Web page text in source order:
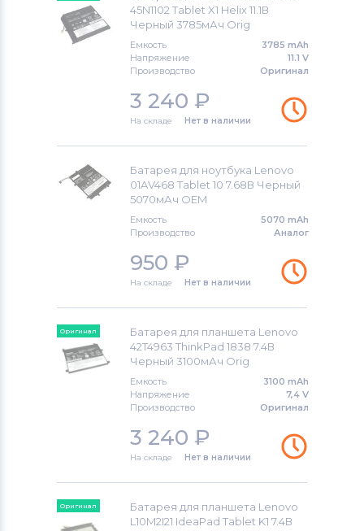
45N1102 Tablet X1 Helix 11.1В
Черный 3785мАч Orig
Емкость
3785 mAh
Напряжение
11.1 V
Производство
Оригинал
3 240 ₽
На складе Нет в наличии
Батарея для ноутбука Lenovo
01AV468 Tablet 10 7.68В Черный
5070мАч OEM
Емкость
5070 mAh
Производство
Аналог
950 ₽
На складе Нет в наличии
Оригинал
Батарея для планшета Lenovo
42T4963 ThinkPad 1838 7.4В
Черный 3100мАч Orig
Емкость
3100 mAh
Напряжение
7,4 V
Производство
Оригинал
3 240 ₽
На складе Нет в наличии
Оригинал
Батарея для планшета Lenovo
L10M2I21 IdeaPad Tablet K1 7.4В